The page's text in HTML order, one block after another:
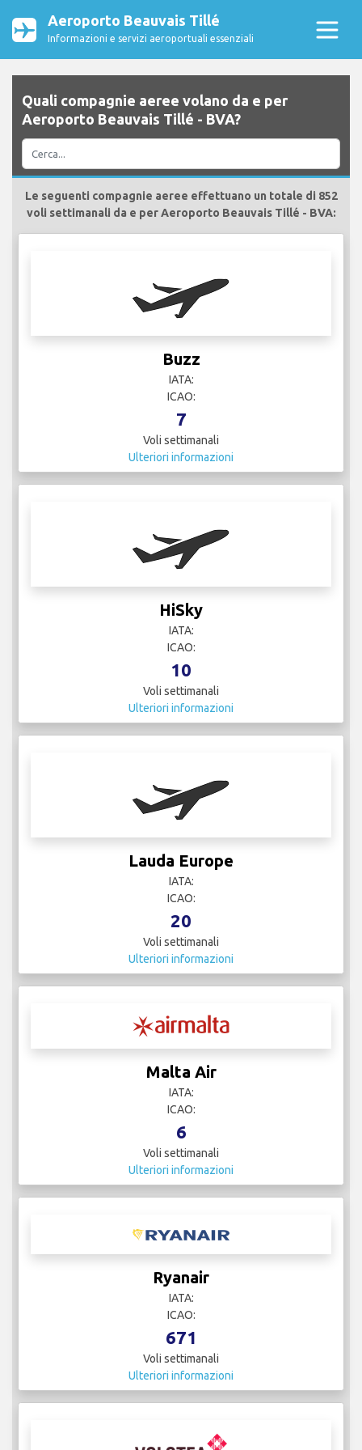
Aeroporto Beauvais Tillé
Informazioni e servizi aeroportuali essenziali
Quali compagnie aeree volano da e per
Aeroporto Beauvais Tillé - BVA?
Le seguenti compagnie aeree effettuano un totale di 852
voli settimanali da e per Aeroporto Beauvais Tillé - BVA:
Buzz
IATA:
ICAO:
7
Voli settimanali
Ulteriori informazioni
HiSky
IATA:
ICAO:
10
Voli settimanali
Ulteriori informazioni
Lauda Europe
IATA:
ICAO:
20
Voli settimanali
Ulteriori informazioni
Malta Air
IATA:
ICAO:
6
Voli settimanali
Ulteriori informazioni
Ryanair
IATA:
ICAO:
671
Voli settimanali
Ulteriori informazioni